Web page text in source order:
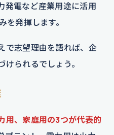
発電など産業用途に活用
を発揮します。
で志望理由を語れば、企
られるでしょう。
用、家庭用の3つが代表的